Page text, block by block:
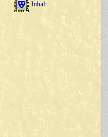
Inhalt